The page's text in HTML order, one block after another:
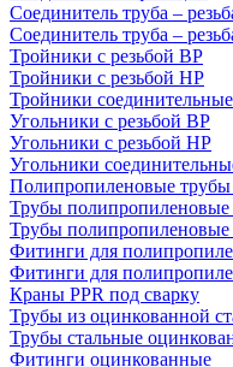
Соединитель труба –
Соединитель труба –
Тройники с резьбой ВР
Тройники с резьбой НР
Тройники соединительные
Угольники с резьбой ВР
Угольники с резьбой НР
Угольники
Полипропиленовые
Трубы полипропиленовые
Трубы полипропиленовые
Фитинги для
Фитинги для
Краны PPR под сварку
Трубы из оцинкованной
Трубы стальные
Фитинги оцинкованные